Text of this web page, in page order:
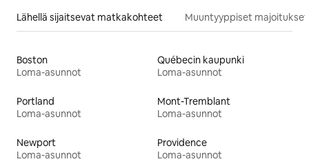
Lähellä sijaitsevat matkakohteet Muuntyyppiset majoitukset
Boston
Loma-asunnot
Québecin kaupunki
Loma-asunnot
Portland
Loma-asunnot
Mont-Tremblant
Loma-asunnot
Newport
Loma-asunnot
Providence
Loma-asunnot